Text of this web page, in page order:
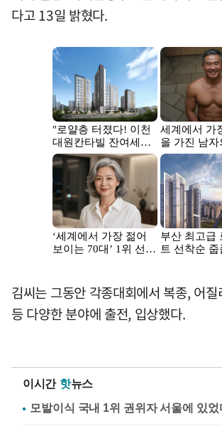
다고 13일 밝혔다.
김씨는 그동안 각종대회에서 복종, 어
등 다양한 분야에 출전, 입상했다.
이시간 핫뉴스